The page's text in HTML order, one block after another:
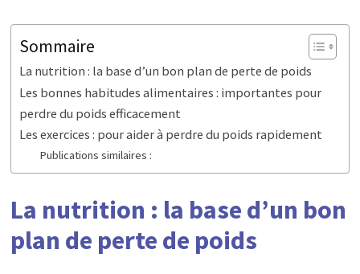
Sommaire
La nutrition : la base d’un bon plan de perte de poids
Les bonnes habitudes alimentaires : importantes pour
perdre du poids efficacement
Les exercices : pour aider à perdre du poids rapidement
Publications similaires :
La nutrition : la base d’un bon
plan de perte de poids